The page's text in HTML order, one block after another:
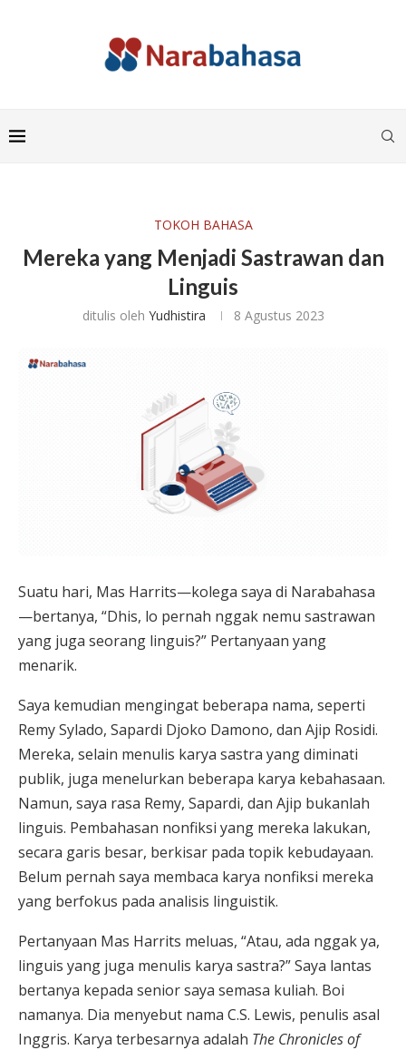
TOKOH BAHASA
Mereka yang Menjadi Sastrawan dan
Linguis
ditulis oleh Yudhistira 8 Agustus 2023
Suatu hari, Mas Harrits—kolega saya di Narabahasa
—bertanya, “Dhis, lo pernah nggak nemu sastrawan
yang juga seorang linguis?” Pertanyaan yang
menarik.
Saya kemudian mengingat beberapa nama, seperti
Remy Sylado, Sapardi Djoko Damono, dan Ajip Rosidi.
Mereka, selain menulis karya sastra yang diminati
publik, juga menelurkan beberapa karya kebahasaan.
Namun, saya rasa Remy, Sapardi, dan Ajip bukanlah
linguis. Pembahasan nonfiksi yang mereka lakukan,
secara garis besar, berkisar pada topik kebudayaan.
Belum pernah saya membaca karya nonfiksi mereka
yang berfokus pada analisis linguistik.
Pertanyaan Mas Harrits meluas, “Atau, ada nggak ya,
linguis yang juga menulis karya sastra?” Saya lantas
bertanya kepada senior saya semasa kuliah. Boi
namanya. Dia menyebut nama C.S. Lewis, penulis asal
Inggris. Karya terbesarnya adalah The Chronicles of